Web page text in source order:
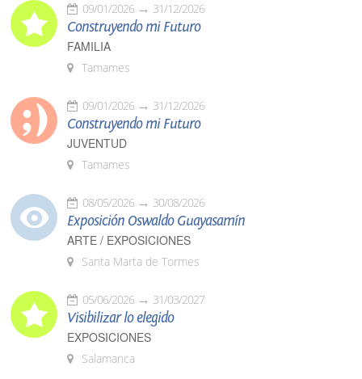
09/01/2026 31/12/2026
Construyendo mi Futuro
FAMILIA
Tamames
09/01/2026 31/12/2026
Construyendo mi Futuro
JUVENTUD
Tamames
08/05/2026 30/08/2026
Exposición Oswaldo Guayasamín
ARTE / EXPOSICIONES
Santa Marta de Tormes
05/06/2026 31/03/2027
Visibilizar lo elegido
EXPOSICIONES
Salamanca